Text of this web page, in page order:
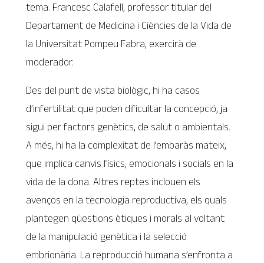
tema. Francesc Calafell, professor titular del
Departament de Medicina i Ciències de la Vida de
la Universitat Pompeu Fabra, exercirà de
moderador.
Des del punt de vista biològic, hi ha casos
d’infertilitat que poden dificultar la concepció, ja
sigui per factors genètics, de salut o ambientals.
A més, hi ha la complexitat de l’embaràs mateix,
que implica canvis físics, emocionals i socials en la
vida de la dona. Altres reptes inclouen els
avenços en la tecnologia reproductiva, els quals
plantegen qüestions ètiques i morals al voltant
de la manipulació genètica i la selecció
embrionària. La reproducció humana s’enfronta a